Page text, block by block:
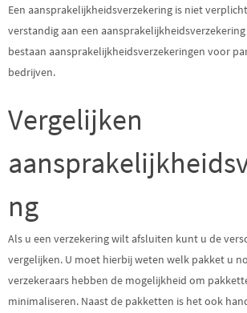
Een aansprakelijkheidsverzekering is niet
verstandig aan een
bestaan aansprakelijkheidsverzekeringen voor
bedrijven.
Vergelijken
ng
Als u een verzekering wilt afsluiten kunt u de
vergelijken. U moet hierbij weten welk pakket u
verzekeraars hebben de mogelijkheid om
minimaliseren. Naast de pakketten is het ook